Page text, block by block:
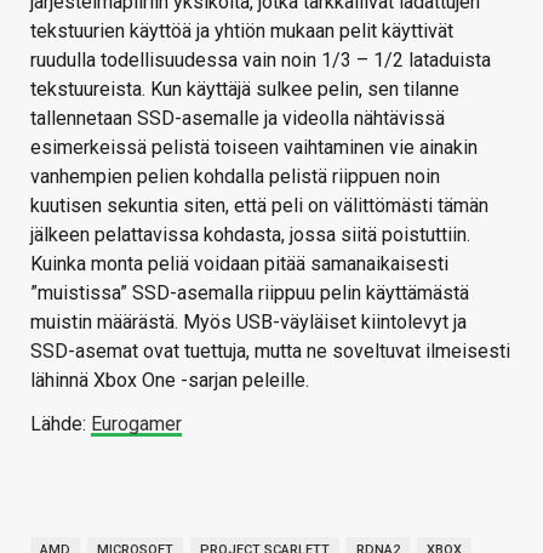
tekstuurien käyttöä ja yhtiön mukaan pelit käyttivät
ruudulla todellisuudessa vain noin 1/3 – 1/2 lataduista
tekstuureista. Kun käyttäjä sulkee pelin, sen tilanne
tallennetaan SSD-asemalle ja videolla nähtävissä
esimerkeissä pelistä toiseen vaihtaminen vie ainakin
vanhempien pelien kohdalla pelistä riippuen noin
kuutisen sekuntia siten, että peli on välittömästi tämän
jälkeen pelattavissa kohdasta, jossa siitä poistuttiin.
Kuinka monta peliä voidaan pitää samanaikaisesti
”muistissa” SSD-asemalla riippuu pelin käyttämästä
muistin määrästä. Myös USB-väyläiset kiintolevyt ja
SSD-asemat ovat tuettuja, mutta ne soveltuvat ilmeisesti
lähinnä Xbox One -sarjan peleille.
Lähde: Eurogamer